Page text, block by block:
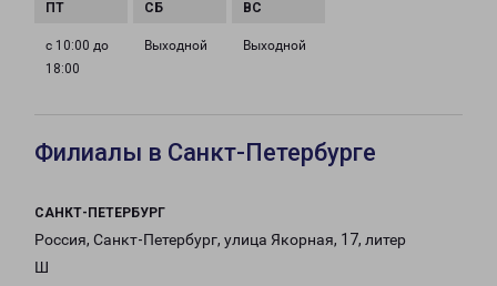
с 10:00 до
18:00
Выходной Выходной
Филиалы в Санкт-Петербурге
САНКТ-ПЕТЕРБУРГ
Россия, Санкт-Петербург, улица Якорная, 17, литер
Ш